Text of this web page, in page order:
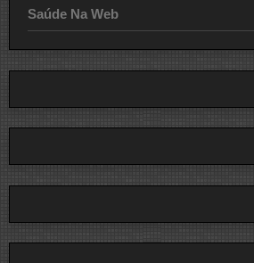
Saúde Na Web